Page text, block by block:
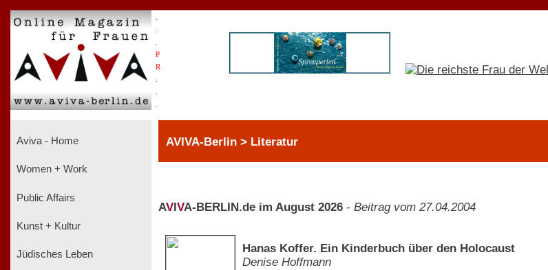
P
R
Aviva - Home
Women + Work
Public Affairs
Kunst + Kultur
Jüdisches Leben
AVIVA-Berlin > Literatur
AV VA-BERLIN.de im August 2026 - Beitrag vom 27.04.2004
Hanas Koffer. Ein Kinderbuch über den Holocaust
Denise Hoffmann